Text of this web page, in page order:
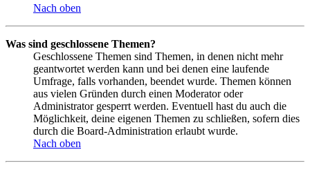
Nach oben
Was sind geschlossene Themen?
Geschlossene Themen sind Themen, in denen nicht mehr
geantwortet werden kann und bei denen eine laufende
Umfrage, falls vorhanden, beendet wurde. Themen können
aus vielen Gründen durch einen Moderator oder
Administrator gesperrt werden. Eventuell hast du auch die
Möglichkeit, deine eigenen Themen zu schließen, sofern dies
durch die Board-Administration erlaubt wurde.
Nach oben